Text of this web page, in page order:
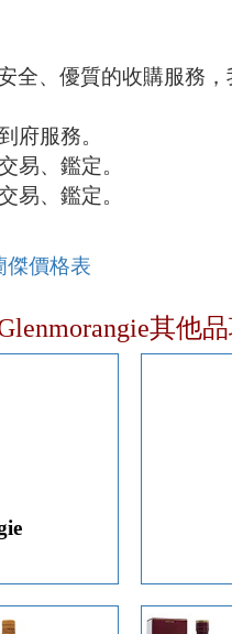
全、優質的收購服務
府服務。
易、鑑定。
易、鑑定。
傑價格表
其他